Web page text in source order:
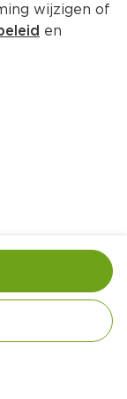
wijzigen of
en